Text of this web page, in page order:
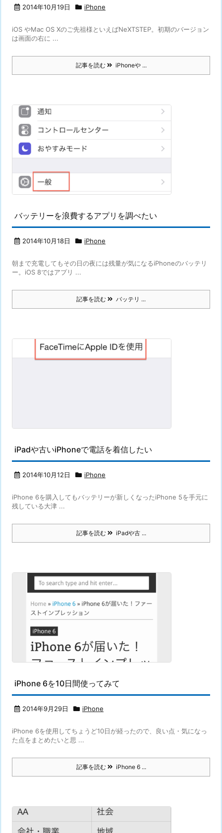
2014年10月19日 iPhone
iOS やMac OS Xのご先祖様といえばNeXTSTEP。初期のバージョン
は画面の右に ...
記事を読む iPhoneや ...
バッテリーを浪費するアプリを調べたい
2014年10月18日 iPhone
朝まで充電してもその日の夜には残量が気になるiPhoneのバッテリ
ー。iOS 8ではアプリ ...
記事を読む バッテリ ...
iPadや古いiPhoneで電話を着信したい
2014年10月12日 iPhone
iPhone 6を購入してもバッテリーが新しくなったiPhone 5を手元に
残している大津 ...
記事を読む iPadや古 ...
iPhone 6を10日間使ってみて
2014年9月29日 iPhone
iPhone 6を使用してちょうど10日が経ったので、良い点・気になっ
た点をまとめたいと思 ...
記事を読む iPhone 6 ...